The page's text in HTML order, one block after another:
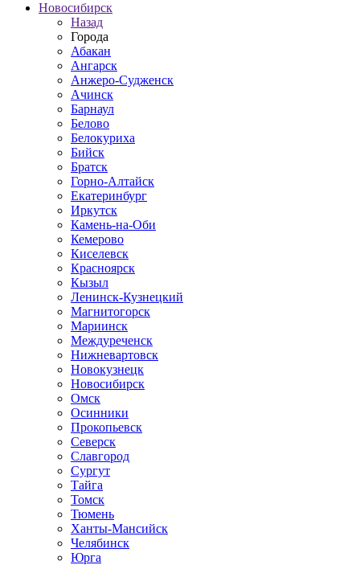
Новосибирск
Назад
Города
Абакан
Ангарск
Анжеро-Судженск
Ачинск
Барнаул
Белово
Белокуриха
Бийск
Братск
Горно-Алтайск
Екатеринбург
Иркутск
Камень-на-Оби
Кемерово
Киселевск
Красноярск
Кызыл
Ленинск-Кузнецкий
Магнитогорск
Мариинск
Междуреченск
Нижневартовск
Новокузнецк
Новосибирск
Омск
Осинники
Прокопьевск
Северск
Славгород
Сургут
Тайга
Томск
Тюмень
Ханты-Мансийск
Челябинск
Юрга